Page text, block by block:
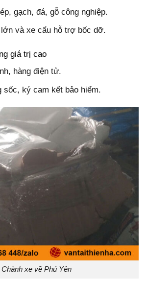
gạch, đá, gỗ công nghiệp.
và xe cẩu hỗ trợ bốc dỡ.
giá trị cao
hàng điện tử.
sốc, ký cam kết bảo hiểm.
Chành xe về Phú Yên